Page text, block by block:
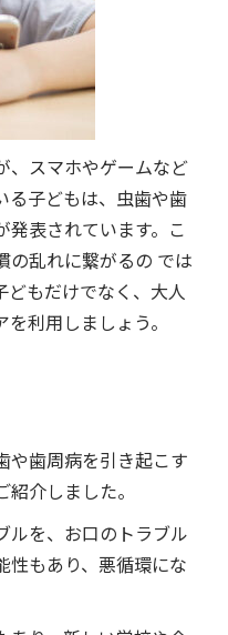
、スマホやゲームなど
る子どもは、虫歯や歯
発表されています。こ
の乱れに繋がるの では
どもだけでなく、大人
利用しましょう。
や歯周病を引き起こす
介しました。
ルを、お口のトラブル
性もあり、悪循環にな